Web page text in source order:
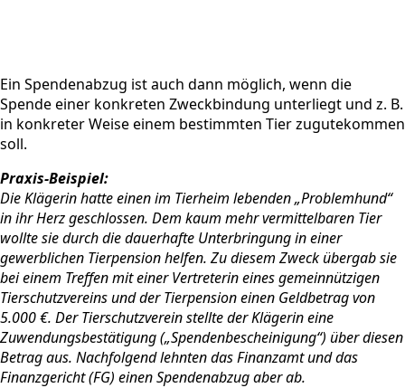
Ein Spendenabzug ist auch dann möglich, wenn die
Spende einer konkreten Zweckbindung unterliegt und z. B.
in konkreter Weise einem bestimmten Tier zugutekommen
soll.
Praxis-Beispiel:
Die Klägerin hatte einen im Tierheim lebenden „Problemhund“
in ihr Herz geschlossen. Dem kaum mehr vermittelbaren Tier
wollte sie durch die dauerhafte Unterbringung in einer
gewerblichen Tierpension helfen. Zu diesem Zweck übergab sie
bei einem Treffen mit einer Vertreterin eines gemeinnützigen
Tierschutzvereins und der Tierpension einen Geldbetrag von
5.000 €. Der Tierschutzverein stellte der Klägerin eine
Zuwendungsbestätigung („Spendenbescheinigung“) über diesen
Betrag aus. Nachfolgend lehnten das Finanzamt und das
Finanzgericht (FG) einen Spendenabzug aber ab.